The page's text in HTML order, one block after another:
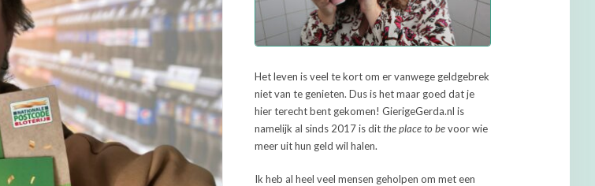
Het leven is veel te kort om er vanwege geldgebrek
niet van te genieten. Dus is het maar goed dat je
hier terecht bent gekomen! GierigeGerda.nl is
namelijk al sinds 2017 is ditthe place to bevoor wie
meer uit hun geld wil halen.
Ik heb al heel veel mensen geholpen om met een